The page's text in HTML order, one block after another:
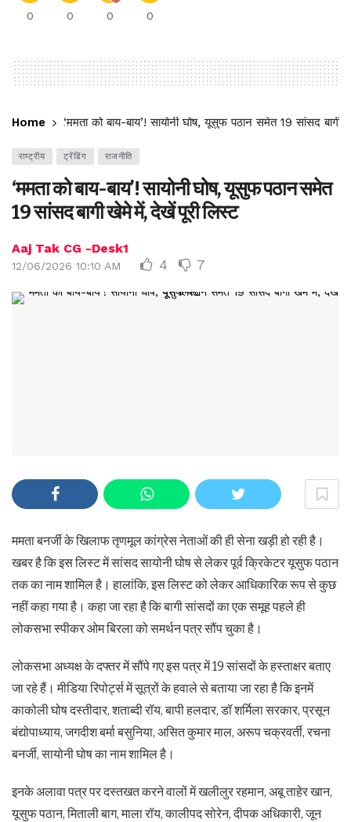
0 0 0 0
Home ‘ममता को बाय-बाय’! सायोनी घोष, यूसुफ पठान समेत 19 सांसद
राष्ट्रीय ट्रेंडिंग राजनीति
‘ममता को बाय-बाय’! सायोनी घोष, यूसुफ पठान समेत
19 सांसद बागी खेमे में, देखें पूरी लिस्ट
Aaj Tak CG -Desk1
12/06/2026 10:10 AM 4 7
ममता बनर्जी के खिलाफ तृणमूल कांग्रेस नेताओं की ही सेना खड़ी हो रही है।
खबर है कि इस लिस्ट में सांसद सायोनी घोष से लेकर पूर्व क्रिकेटर यूसुफ पठान
तक का नाम शामिल है। हालांकि, इस लिस्ट को लेकर आधिकारिक रूप से कुछ
नहीं कहा गया है। कहा जा रहा है कि बागी सांसदों का एक समूह पहले ही
लोकसभा स्पीकर ओम बिरला को समर्थन पत्र सौंप चुका है।
लोकसभा अध्यक्ष के दफ्तर में सौंपे गए इस पत्र में 19 सांसदों के हस्ताक्षर बताए
जा रहे हैं। मीडिया रिपोर्ट्स में सूत्रों के हवाले से बताया जा रहा है कि इनमें
काकोली घोष दस्तीदार, शताब्दी रॉय, बापी हलदार, डॉ शर्मिला सरकार, प्रसून
बंद्योपाध्याय, जगदीश बर्मा बसुनिया, असित कुमार माल, अरूप चक्रवर्ती, रचना
बनर्जी, सायोनी घोष का नाम शामिल है।
इनके अलावा पत्र पर दस्तखत करने वालों में खलीलुर रहमान, अबू ताहेर खान,
यूसुफ पठान, मिताली बाग, माला रॉय, कालीपद सोरेन, दीपक अधिकारी, जून